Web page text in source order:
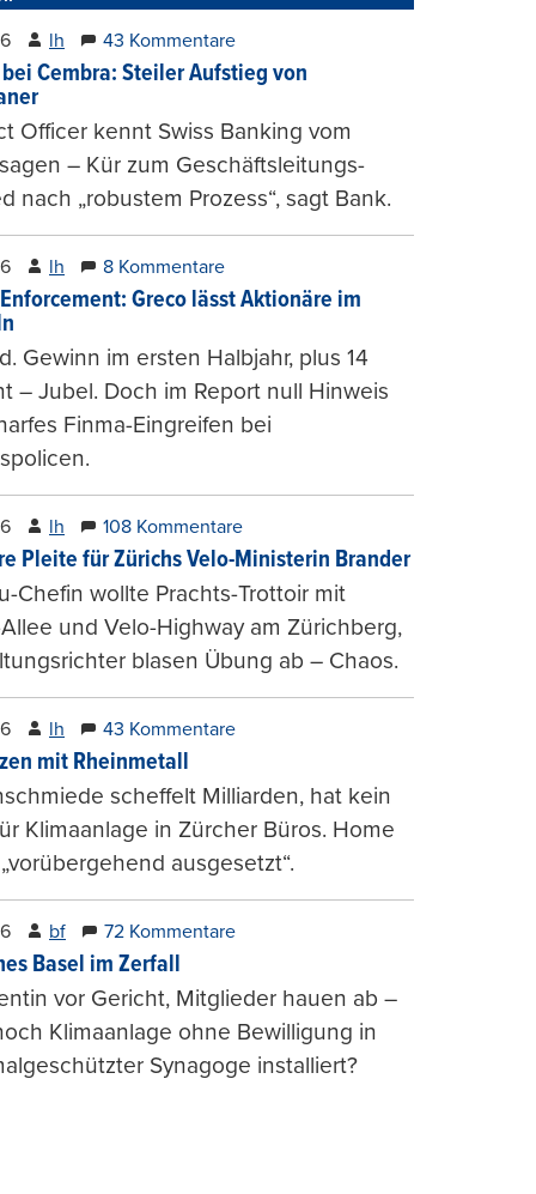
lh 43 Kommentare
Cembra: Steiler Aufstieg von
Officer kennt Swiss Banking vom
– Kür zum Geschäftsleitungs-
nach „robustem Prozess“, sagt Bank.
lh 8 Kommentare
Greco lässt Aktionäre im
Gewinn im ersten Halbjahr, plus 14
– Jubel. Doch im Report null Hinweis
Finma-Eingreifen bei
lh 108 Kommentare
Pleite für Zürichs Velo-Ministerin Brander
Chefin wollte Prachts-Trottoir mit
und Velo-Highway am Zürichberg,
blasen Übung ab – Chaos.
lh 43 Kommentare
mit Rheinmetall
scheffelt Milliarden, hat kein
Klimaanlage in Zürcher Büros. Home
ausgesetzt“.
bf 72 Kommentare
Basel im Zerfall
vor Gericht, Mitglieder hauen ab –
Klimaanlage ohne Bewilligung in
Synagoge installiert?